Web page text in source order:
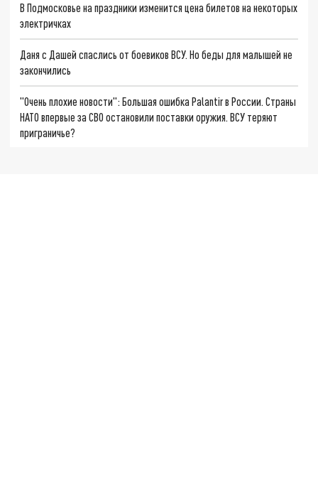
В Подмосковье на праздники изменится цена билетов на некоторых
электричках
Даня с Дашей спаслись от боевиков ВСУ. Но беды для малышей не
закончились
"Очень плохие новости": Большая ошибка Palantir в России. Страны
НАТО впервые за СВО остановили поставки оружия. ВСУ теряют
приграничье?